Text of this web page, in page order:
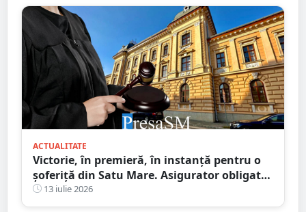
ACTUALITATE
Victorie, în premieră, în instanță pentru o
șoferiță din Satu Mare. Asigurator obligat
să plătească integral daunele morale
13 iulie 2026